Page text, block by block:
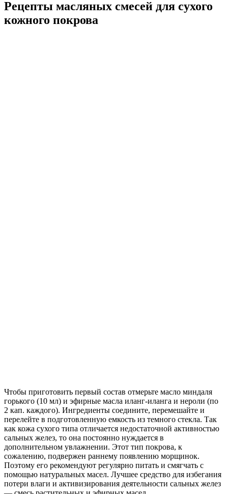
Рецепты масляных смесей для сухого
кожного покрова
Чтобы приготовить первый состав отмерьте масло миндаля
горького (10 мл) и эфирные масла иланг-иланга и нероли (по
2 кап. каждого). Ингредиенты соедините, перемешайте и
перелейте в подготовленную емкость из темного стекла. Так
как кожа сухого типа отличается недостаточной активностью
сальных желез, то она постоянно нуждается в
дополнительном увлажнении. Этот тип покрова, к
сожалению, подвержен раннему появлению морщинок.
Поэтому его рекомендуют регулярно питать и смягчать с
помощью натуральных масел. Лучшее средство для избегания
потери влаги и активизирования деятельности сальных желез